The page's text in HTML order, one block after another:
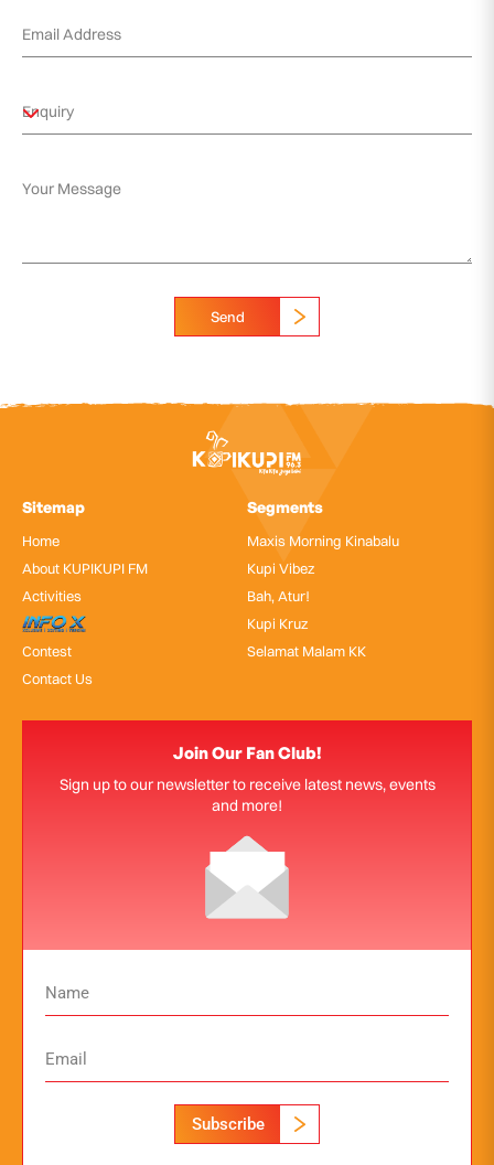
Send
Sitemap
Home
About KUPIKUPI FM
Activities
InfoX
Contest
Contact Us
Segments
Maxis Morning Kinabalu
Kupi Vibez
Bah, Atur!
Kupi Kruz
Selamat Malam KK
Join Our Fan Club!
Sign up to our newsletter to receive latest news, events
and more!
Subscribe